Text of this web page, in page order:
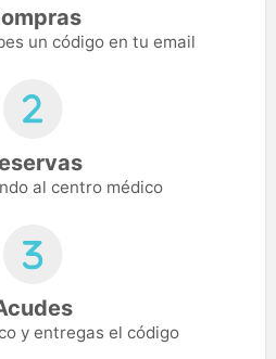
un código en tu email
al centro médico
y entregas el código